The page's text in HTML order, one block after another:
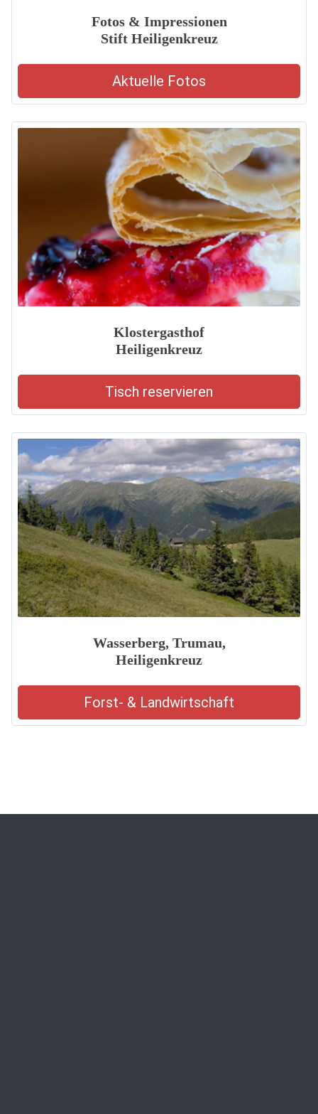
Fotos & Impressionen
Stift Heiligenkreuz
Aktuelle Fotos
Klostergasthof
Heiligenkreuz
Tisch reservieren
Wasserberg, Trumau,
Heiligenkreuz
Forst- & Landwirtschaft